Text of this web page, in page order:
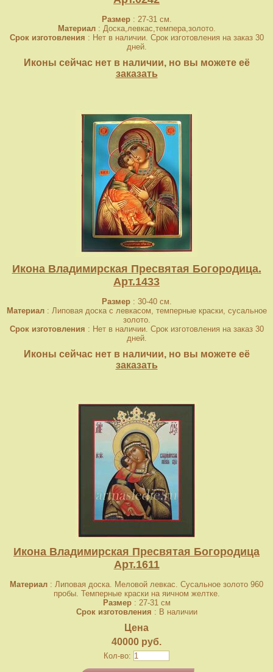
Размер: 27-31 см.
Материал: Доска,левкас,темпера,золото.
Срок изготовления : Нет в наличии. Срок изготовления на заказ 30
дней.
Иконы сейчас нет в наличии, но вы можете её
заказать
Икона Владимирская Пресвятая Богородица.
Арт.1433
Размер: 30-40 см.
Материал: Липовая доска с левкасом, темперные краски, сусальное
золото.
Срок изготовления : Нет в наличии. Срок изготовления на заказ 30
дней.
Иконы сейчас нет в наличии, но вы можете её
заказать
Икона Владимирская Пресвятая Богородица
Арт.1611
Материал : Липовая доска. Меловой левкас. Сусальное золото 960
пробы. Темперные краски на яичном желтке.
Размер: 27-31 см
Срок изготовления : В наличии
Цена
40000 руб.
Кол-во: